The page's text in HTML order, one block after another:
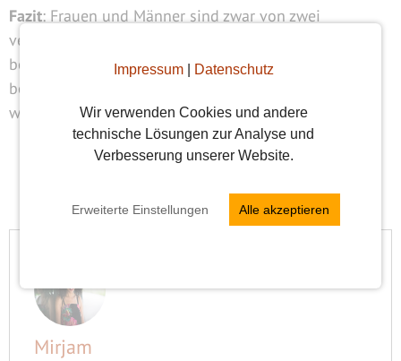
Impressum| Datenschutz
Wir verwenden Cookies und andere
technische Lösungen zur Analyse und
Verbesserung unserer Website.
Erweiterte Einstellungen Alle akzeptieren
Fazit: Frauen und Männer sind zwar von zwei
verschiedenen Planeten; im Grunde sehnen sich aber
beide nach Liebe und Verbundenheit. Ganz nebenbei
bemerkt: Ausnahmen bestätigen die Regel und „kiss
whoever the fuck you want“.
Mirjam